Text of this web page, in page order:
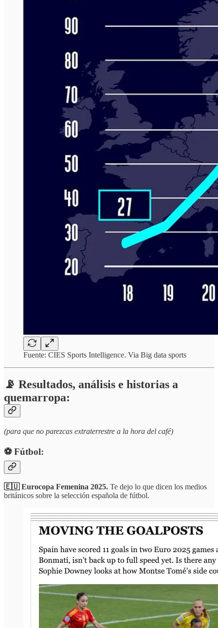
Fuente: CIES Sports Intelligence. Via Big data sports
📡 Resultados, análisis e historias a
quemarropa:
(para que no parezcas extraterrestre a la hora del café)
⚽️ Fútbol:
🇪🇺 Eurocopa Femenina 2025. Te dejo lo que dicen los medios
británicos sobre la selección española de fútbol.